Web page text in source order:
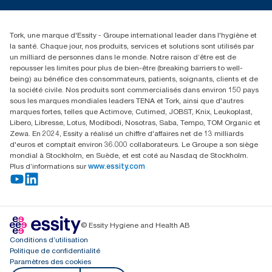
(866) 722-8675
Tork, une marque d'Essity - Groupe international leader dans l'hygiène et
la santé. Chaque jour, nos produits, services et solutions sont utilisés par
un milliard de personnes dans le monde. Notre raison d’être est de
repousser les limites pour plus de bien-être (breaking barriers to well-
being) au bénéfice des consommateurs, patients, soignants, clients et de
la société civile. Nos produits sont commercialisés dans environ 150 pays
sous les marques mondiales leaders TENA et Tork, ainsi que d'autres
marques fortes, telles que Actimove, Cutimed, JOBST, Knix, Leukoplast,
Libero, Libresse, Lotus, Modibodi, Nosotras, Saba, Tempo, TOM Organic et
Zewa. En 2024, Essity a réalisé un chiffre d'affaires net de 13 milliards
d'euros et comptait environ 36.000 collaborateurs. Le Groupe a son siège
mondial à Stockholm, en Suède, et est coté au Nasdaq de Stockholm.
Plus d’informations sur www.essity.com
© Essity Hygiene and Health AB
Conditions d’utilisation
Politique de confidentialité
Paramètres des cookies